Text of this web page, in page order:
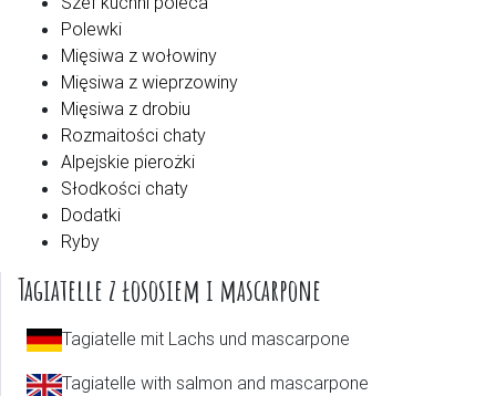
Polewki
Mięsiwa z wołowiny
Mięsiwa z wieprzowiny
Mięsiwa z drobiu
Rozmaitości chaty
Alpejskie pierożki
Słodkości chaty
Dodatki
Ryby
Tagiatelle z łososiem i mascarpone
Tagiatelle mit Lachs und mascarpone
Tagiatelle with salmon and mascarpone